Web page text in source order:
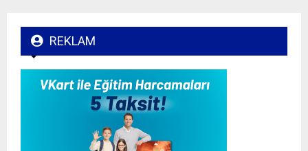
REKLAM